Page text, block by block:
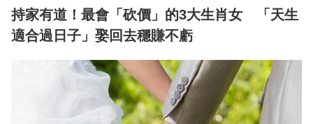
持家有道！最會「砍價」的3大生肖女 「天生
適合過日子」娶回去穩賺不虧